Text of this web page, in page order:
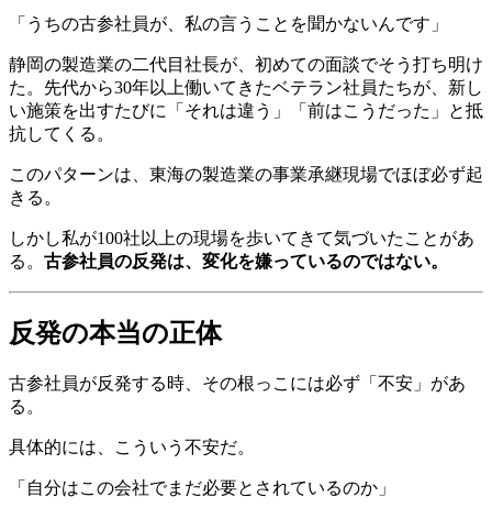
「うちの古参社員が、私の言うことを聞かないんです」
静岡の製造業の二代目社長が、初めての面談でそう打ち明け
た。先代から30年以上働いてきたベテラン社員たちが、新し
い施策を出すたびに「それは違う」「前はこうだった」と抵
抗してくる。
このパターンは、東海の製造業の事業承継現場でほぼ必ず起
きる。
しかし私が100社以上の現場を歩いてきて気づいたことがあ
る。 古参社員の反発は、変化を嫌っているのではない。
反発の本当の正体
古参社員が反発する時、その根っこには必ず「不安」があ
る。
具体的には、こういう不安だ。
「自分はこの会社でまだ必要とされているのか」